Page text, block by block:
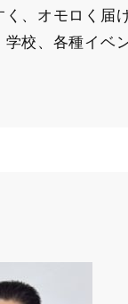
、オモロく届
校、各種イベ